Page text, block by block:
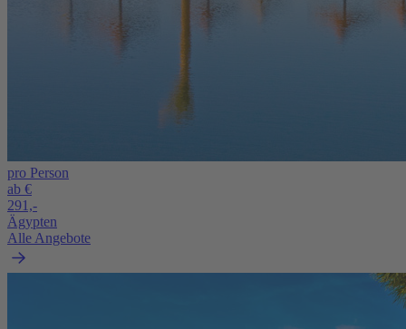
pro Person
ab €
291,-
Ägypten
Alle Angebote